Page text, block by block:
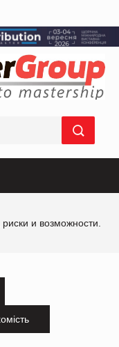
и возможности.